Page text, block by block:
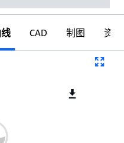
CAD 制图 资料